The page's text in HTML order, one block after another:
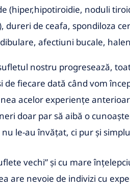
(hiper,hipotiroidie, noduli
dureri de ceafa, spondiloza
afectiuni bucale,
nostru progresează,
de fiecare dată când vom
acelor experiențe
doar par să aibă o
nu le-au învățat, ci pur și
vechi” și cu mare
are nevoie de indivizi cu